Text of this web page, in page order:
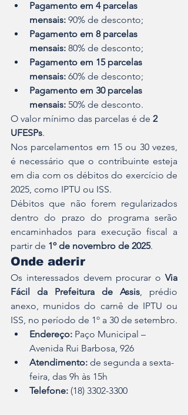
Pagamento em 4 parcelas
mensais: 90% de desconto;
Pagamento em 8 parcelas
mensais: 80% de desconto;
Pagamento em 15 parcelas
mensais: 60% de desconto;
Pagamento em 30 parcelas
mensais: 50% de desconto.
O valor mínimo das parcelas é de 2
UFESPs.
Nos parcelamentos em 15 ou 30 vezes,
é necessário que o contribuinte esteja
em dia com os débitos do exercício de
2025, como IPTU ou ISS.
Débitos que não forem regularizados
dentro do prazo do programa serão
encaminhados para execução fiscal a
partir de 1º de novembro de 2025.
Onde aderir
Os interessados devem procurar o Via
Fácil da Prefeitura de Assis , prédio
anexo, munidos do carnê de IPTU ou
ISS, no período de 1º a 30 de setembro.
Endereço: Paço Municipal –
Avenida Rui Barbosa, 926
Atendimento: de segunda a sexta-
feira, das 9h às 15h
Telefone: (18) 3302-3300